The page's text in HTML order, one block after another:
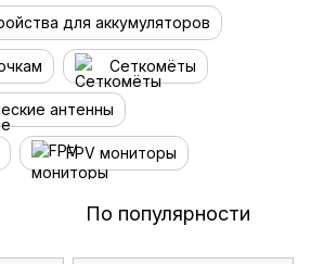
для аккумуляторов
Сеткомёты
антенны
FPV мониторы
По популярности